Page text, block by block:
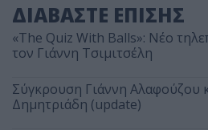
ΔΙΑΒΑΣΤΕ ΕΠΙΣΗΣ
«The Quiz With Balls»: Νέο
τον Γιάννη Τσιμιτσέλη
Σύγκρουση Γιάννη Αλαφούζου
Δημητριάδη (update)